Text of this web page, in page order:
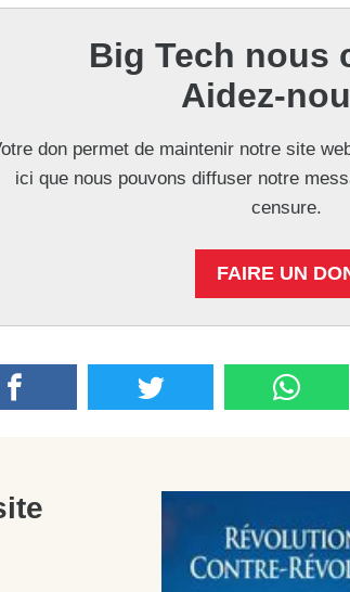
Big Tech nous
Aidez-
don permet de maintenir notre site
ici que nous pouvons diffuser notre
censure.
FAIRE UN